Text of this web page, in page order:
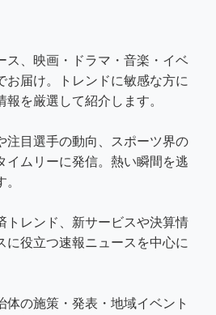
ス、映画・ドラマ・音楽・イベ
お届け。トレンドに敏感な方に
報を厳選して紹介します。
注目選手の動向、スポーツ界の
イムリーに発信。熱い瞬間を逃
トレンド、新サービスや決算情
に役立つ速報ニュースを中心に
体の施策・発表・地域イベント